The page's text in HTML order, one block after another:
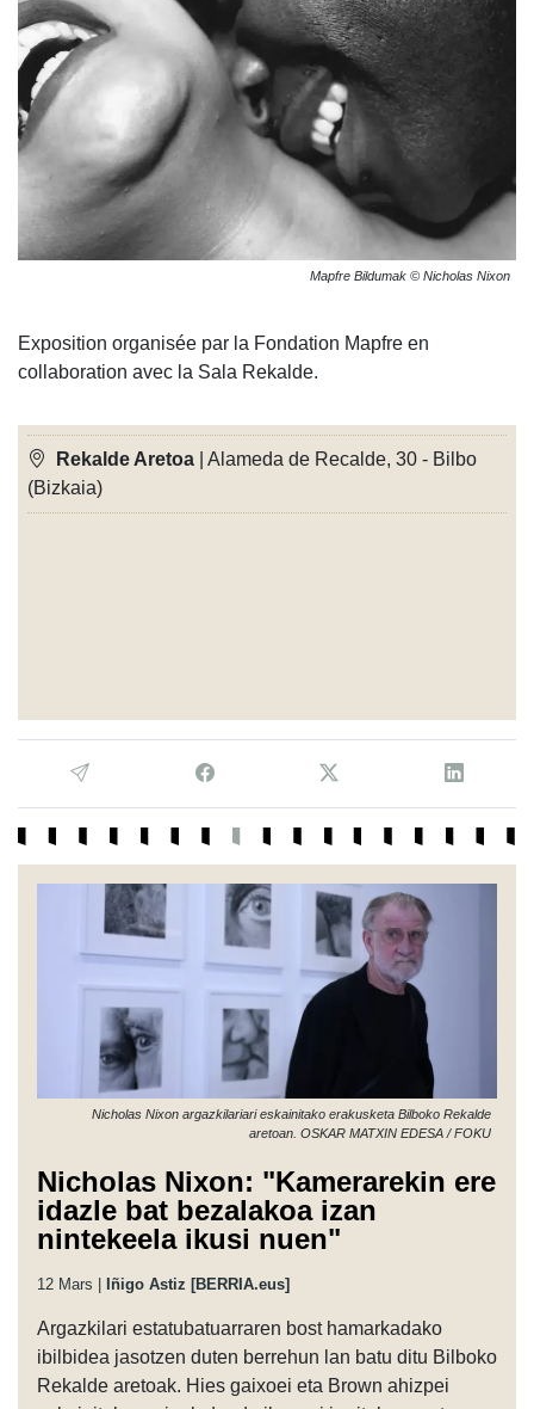
Mapfre Bildumak © Nicholas Nixon
Exposition organisée par la Fondation Mapfre en
collaboration avec la Sala Rekalde.
Rekalde Aretoa | Alameda de Recalde, 30 - Bilbo
(Bizkaia)
Nicholas Nixon argazkilariari eskainitako erakusketa Bilboko Rekalde
aretoan. OSKAR MATXIN EDESA / FOKU
Nicholas Nixon: "Kamerarekin ere
idazle bat bezalakoa izan
nintekeela ikusi nuen"
12 Mars | Iñigo Astiz [BERRIA.eus]
Argazkilari estatubatuarraren bost hamarkadako
ibilbidea jasotzen duten berrehun lan batu ditu Bilboko
Rekalde aretoak. Hies gaixoei eta Brown ahizpei